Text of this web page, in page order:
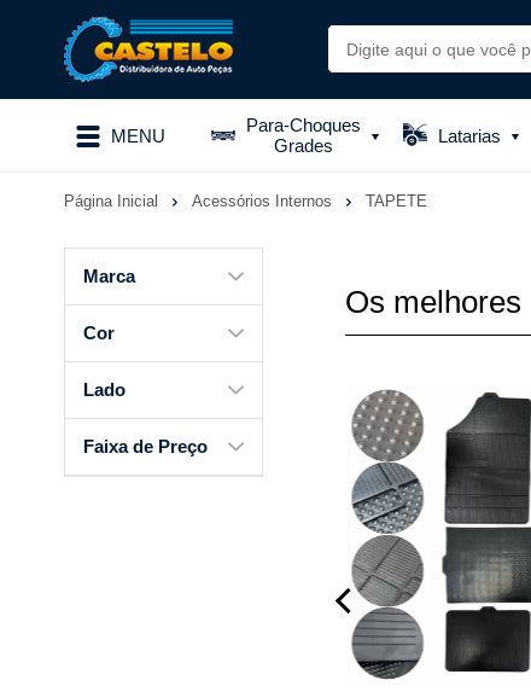
MENU
Para-Choques
Grades
Latarias
Página Inicial Acessórios Internos TAPETE
Marca
Cor
Lado
Faixa de Preço
Os melhores